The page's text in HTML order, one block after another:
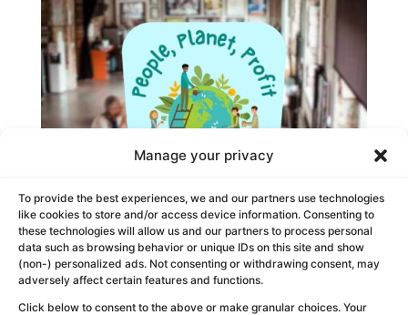
Manage your privacy
To provide the best experiences, we and our partners use technologies
like cookies to store and/or access device information. Consenting to
these technologies will allow us and our partners to process personal
data such as browsing behavior or unique IDs on this site and show
(non-) personalized ads. Not consenting or withdrawing consent, may
adversely affect certain features and functions.
Click below to consent to the above or make granular choices. Your
People Planet Profit